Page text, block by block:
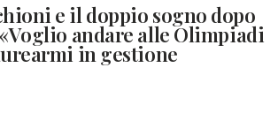
e il doppio sogno dopo
andare alle Olimpiadi
in gestione